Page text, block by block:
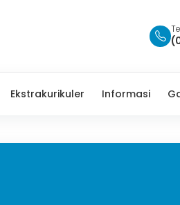
Ekstrakurikuler Informasi